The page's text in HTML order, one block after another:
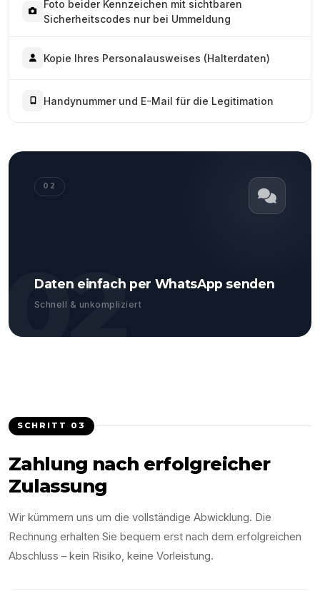
Foto beider Kennzeichen mit sichtbaren
Sicherheitscodes nur bei Ummeldung
Kopie Ihres Personalausweises (Halterdaten)
Handynummer und E-Mail für die Legitimation
02
02
Daten einfach per WhatsApp senden
Schnell & unkompliziert
SCHRITT 03
Zahlung nach erfolgreicher
Zulassung
Wir kümmern uns um die vollständige Abwicklung. Die
Rechnung erhalten Sie bequem erst nach dem erfolgreichen
Abschluss – kein Risiko, keine Vorleistung.